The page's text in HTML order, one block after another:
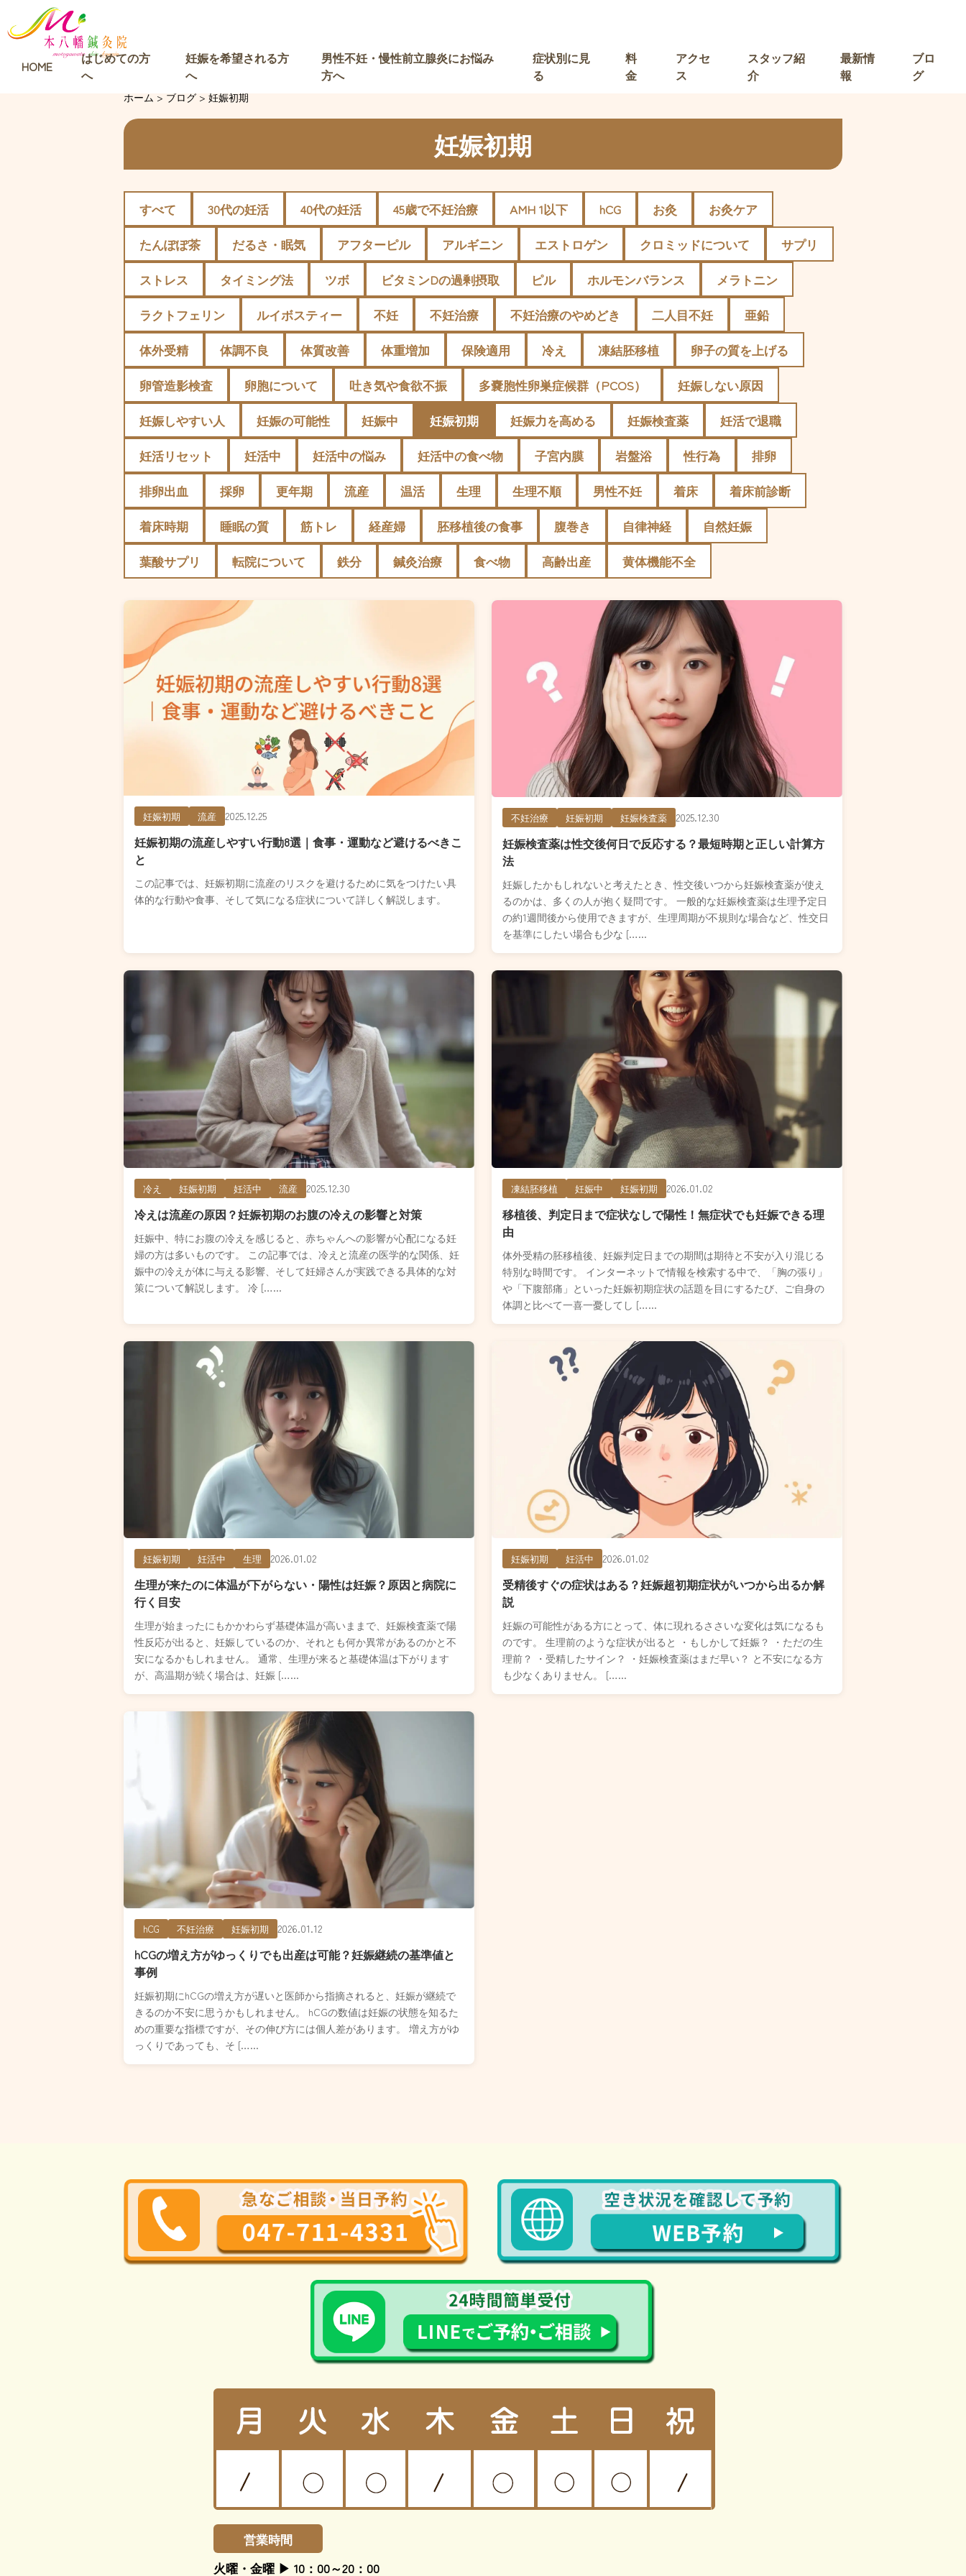
HOME
はじめての方
へ
妊娠を希望される方
へ
男性不妊・慢性前立腺炎にお悩み
方へ
症状別に見
る
料
金
アクセ
ス
スタッフ紹
介
最新情
報
ブロ
グ
ホーム > ブログ> 妊娠初期
妊娠初期
すべて 30代の妊活 40代の妊活 45歳で不妊治療 AMH 1以下 hCG お灸
お灸ケア
たんぽぽ茶
だるさ・眠気 アフターピル アルギニン エストロゲン クロミッドについて
サプリ
ストレス
タイミング法 ツボ ビタミンDの過剰摂取 ピル ホルモンバランス
メラトニン
ラクトフェリン
ルイボスティー 不妊 不妊治療 不妊治療のやめどき 二人目不妊
亜鉛
体外受精
体調不良 体質改善 体重増加 保険適用 冷え 凍結胚移植
卵子の質を上げる
卵管造影検査
卵胞について 吐き気や食欲不振 多嚢胞性卵巣症候群（PCOS）
妊娠しない原因
妊娠しやすい人
妊娠の可能性 妊娠中 妊娠初期 妊娠力を高める 妊娠検査薬
妊活で退職
妊活リセット
妊活中 妊活中の悩み 妊活中の食べ物 子宮内膜 岩盤浴 性行為
排卵
排卵出血
採卵 更年期 流産 温活 生理 生理不順 男性不妊 着床
着床前診断
着床時期
睡眠の質 筋トレ 経産婦 胚移植後の食事 腹巻き 自律神経
自然妊娠
葉酸サプリ
転院について 鉄分 鍼灸治療 食べ物 高齢出産 黄体機能不全
妊娠初期 流産 2025.12.25
妊娠初期の流産しやすい行動8選｜食事・運動など避けるべきこ
と
この記事では、妊娠初期に流産のリスクを避けるために気をつけたい具
体的な行動や食事、そして気になる症状について詳しく解説します。
不妊治療 妊娠初期 妊娠検査薬 2025.12.30
妊娠検査薬は性交後何日で反応する？最短時期と正しい計算方
法
妊娠したかもしれないと考えたとき、性交後いつから妊娠検査薬が使え
るのかは、多くの人が抱く疑問です。 一般的な妊娠検査薬は生理予定日
の約1週間後から使用できますが、生理周期が不規則な場合など、性交日
を基準にしたい場合も少な […...
冷え 妊娠初期 妊活中 流産 2025.12.30
冷えは流産の原因？妊娠初期のお腹の冷えの影響と対策
妊娠中、特にお腹の冷えを感じると、赤ちゃんへの影響が心配になる妊
婦の方は多いものです。 この記事では、冷えと流産の医学的な関係、妊
娠中の冷えが体に与える影響、そして妊婦さんが実践できる具体的な対
策について解説します。 冷 […...
凍結胚移植 妊娠中 妊娠初期 2026.01.02
移植後、判定日まで症状なしで陽性！無症状でも妊娠できる理
由
体外受精の胚移植後、妊娠判定日までの期間は期待と不安が入り混じる
特別な時間です。 インターネットで情報を検索する中で、「胸の張り」
や「下腹部痛」といった妊娠初期症状の話題を目にするたび、ご自身の
体調と比べて一喜一憂してし […...
妊娠初期 妊活中 生理 2026.01.02
生理が来たのに体温が下がらない・陽性は妊娠？原因と病院に
行く目安
生理が始まったにもかかわらず基礎体温が高いままで、妊娠検査薬で陽
性反応が出ると、妊娠しているのか、それとも何か異常があるのかと不
安になるかもしれません。 通常、生理が来ると基礎体温は下がります
が、高温期が続く場合は、妊娠 […...
妊娠初期 妊活中 2026.01.02
受精後すぐの症状はある？妊娠超初期症状がいつから出るか解
説
妊娠の可能性がある方にとって、体に現れるささいな変化は気になるも
のです。 生理前のような症状が出ると ・もしかして妊娠？ ・ただの生
理前？ ・受精したサイン？ ・妊娠検査薬はまだ早い？ と不安になる方
も少なくありません。 […...
hCG 不妊治療 妊娠初期 2026.01.12
hCGの増え方がゆっくりでも出産は可能？妊娠継続の基準値と
事例
妊娠初期にhCGの増え方が遅いと医師から指摘されると、妊娠が継続で
きるのか不安に思うかもしれません。 hCGの数値は妊娠の状態を知るた
めの重要な指標ですが、その伸び方には個人差があります。 増え方がゆ
っくりであっても、そ […...
営業時間
火曜・金曜 ▶ 10：00～20：00